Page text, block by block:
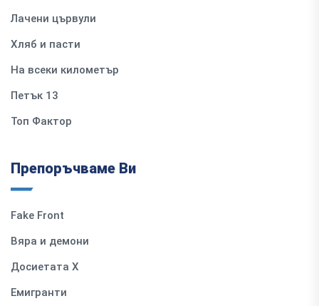
Лачени цървули
Хляб и пасти
На всеки километър
Петък 13
Топ Фактор
Препоръчваме Ви
Fake Front
Вяра и демони
Досиетата Х
Емигранти